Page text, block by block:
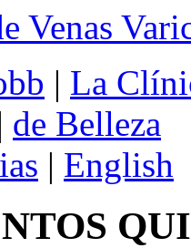
Venas
| La
| de Belleza
| English